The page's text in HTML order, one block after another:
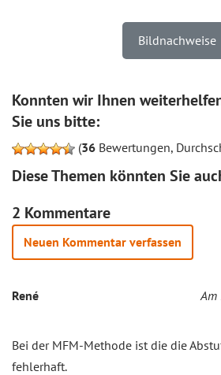
Bildnachweise
Konnten wir Ihnen
Sie uns bitte:
(36 Bewertungen,
Diese Themen könnten Sie
2 Kommentare
Neuen Kommentar verfassen
René Am
Bei der MFM-Methode ist die die
fehlerhaft.